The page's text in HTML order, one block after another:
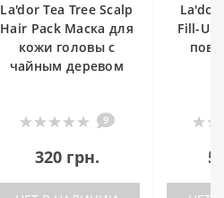
La'dor Perfect Hair
Fill-Up Филлер для
поврежденных
волос
13
530 грн.
1
Scaler